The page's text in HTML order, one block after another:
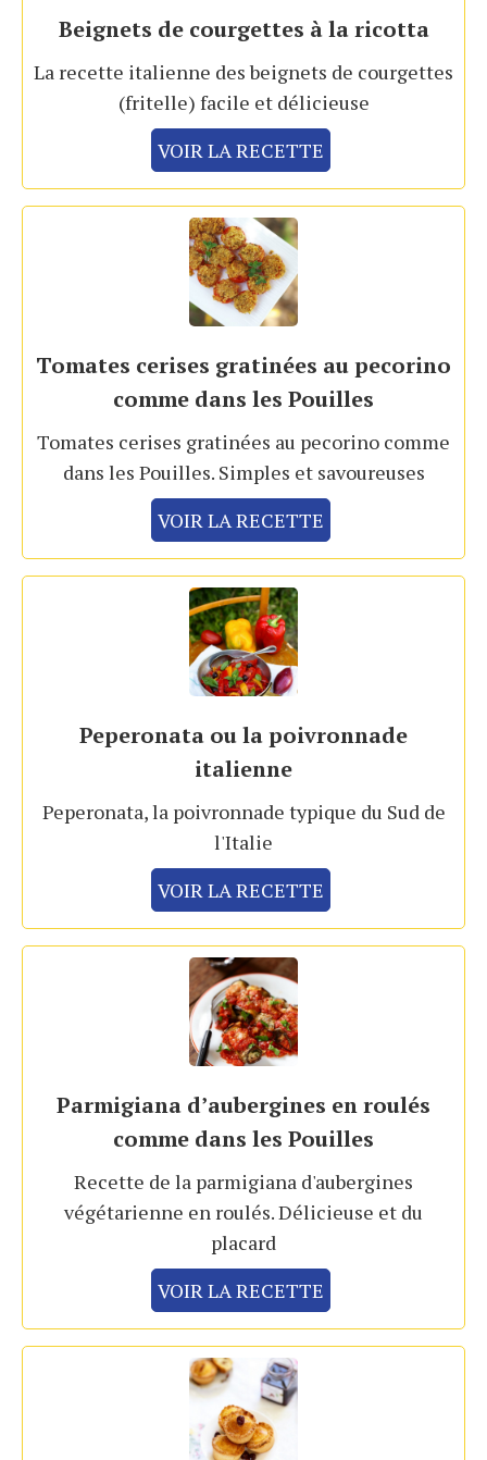
Beignets de courgettes à la ricotta
La recette italienne des beignets de courgettes
(fritelle) facile et délicieuse
VOIR LA RECETTE
Tomates cerises gratinées au pecorino
comme dans les Pouilles
Tomates cerises gratinées au pecorino comme
dans les Pouilles. Simples et savoureuses
VOIR LA RECETTE
Peperonata ou la poivronnade
italienne
Peperonata, la poivronnade typique du Sud de
l'Italie
VOIR LA RECETTE
Parmigiana d’aubergines en roulés
comme dans les Pouilles
Recette de la parmigiana d'aubergines
végétarienne en roulés. Délicieuse et du
placard
VOIR LA RECETTE